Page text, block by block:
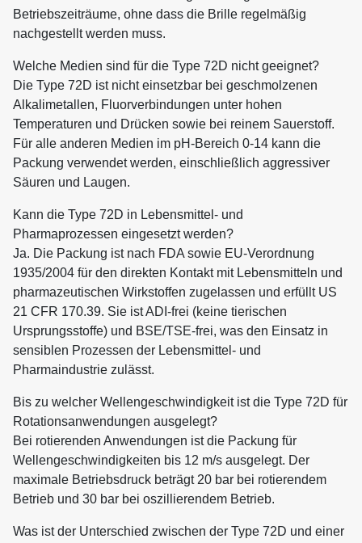
Betriebszeiträume, ohne dass die Brille regelmäßig
nachgestellt werden muss.
Welche Medien sind für die Type 72D nicht geeignet?
Die Type 72D ist nicht einsetzbar bei geschmolzenen
Alkalimetallen, Fluorverbindungen unter hohen
Temperaturen und Drücken sowie bei reinem Sauerstoff.
Für alle anderen Medien im pH-Bereich 0-14 kann die
Packung verwendet werden, einschließlich aggressiver
Säuren und Laugen.
Kann die Type 72D in Lebensmittel- und
Pharmaprozessen eingesetzt werden?
Ja. Die Packung ist nach FDA sowie EU-Verordnung
1935/2004 für den direkten Kontakt mit Lebensmitteln und
pharmazeutischen Wirkstoffen zugelassen und erfüllt US
21 CFR 170.39. Sie ist ADI-frei (keine tierischen
Ursprungsstoffe) und BSE/TSE-frei, was den Einsatz in
sensiblen Prozessen der Lebensmittel- und
Pharmaindustrie zulässt.
Bis zu welcher Wellengeschwindigkeit ist die Type 72D für
Rotationsanwendungen ausgelegt?
Bei rotierenden Anwendungen ist die Packung für
Wellengeschwindigkeiten bis 12 m/s ausgelegt. Der
maximale Betriebsdruck beträgt 20 bar bei rotierendem
Betrieb und 30 bar bei oszillierendem Betrieb.
Was ist der Unterschied zwischen der Type 72D und einer